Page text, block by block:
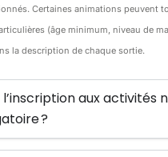
Certaines animations peuvent
(âge minimum, niveau de
la description de chaque sortie.
l’inscription aux activités
?